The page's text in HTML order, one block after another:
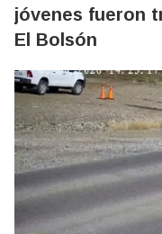
jóvenes fueron
El Bolsón